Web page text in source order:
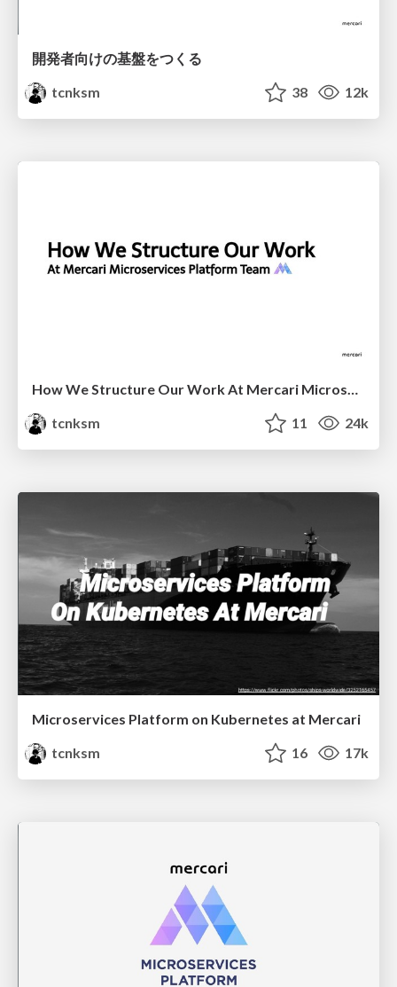
開発者向けの基盤をつくる
tcnksm
38 12k
tcnksm
11 24k
Microservices Platform on Kubernetes at Mercari
tcnksm
16 17k